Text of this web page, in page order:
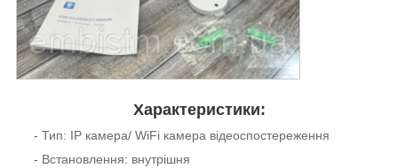
Характеристики:
- Тип: IP камера/ WiFi камера відеоспостереження
- Встановлення: внутрішня